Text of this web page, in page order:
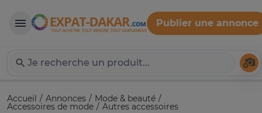
Expat-Dakar
Publier une annonce
Accueil Annonces Mode & beauté
Accessoires de mode
Autres accessoires